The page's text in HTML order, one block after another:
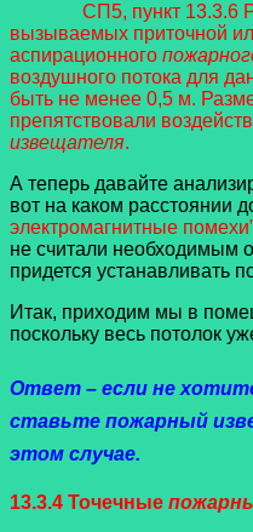
СП5, пункт 13.3.6
вызываемых приточной
аспирационного
воздушного потока для
быть не менее 0,5 м.
препятствовали
извещателя.
А теперь давайте
вот на каком расстоянии
электромагнитные
не считали необходимым
придется устанавливать
Итак, приходим мы в
поскольку весь потолок
Ответ – если не
ставьте пожарный
этом случае.
13.3.4 Точечные